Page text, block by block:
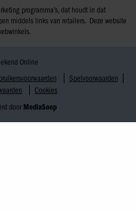
programma’s, dat houdt in dat
middels links van retailers. Deze website
Online
Spelvoorwaarden
Cookies
door MediaSoep